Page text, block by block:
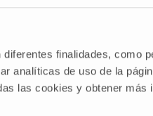
finalidades, como
analíticas de uso de la
las cookies y obtener más
de nuevas terapias